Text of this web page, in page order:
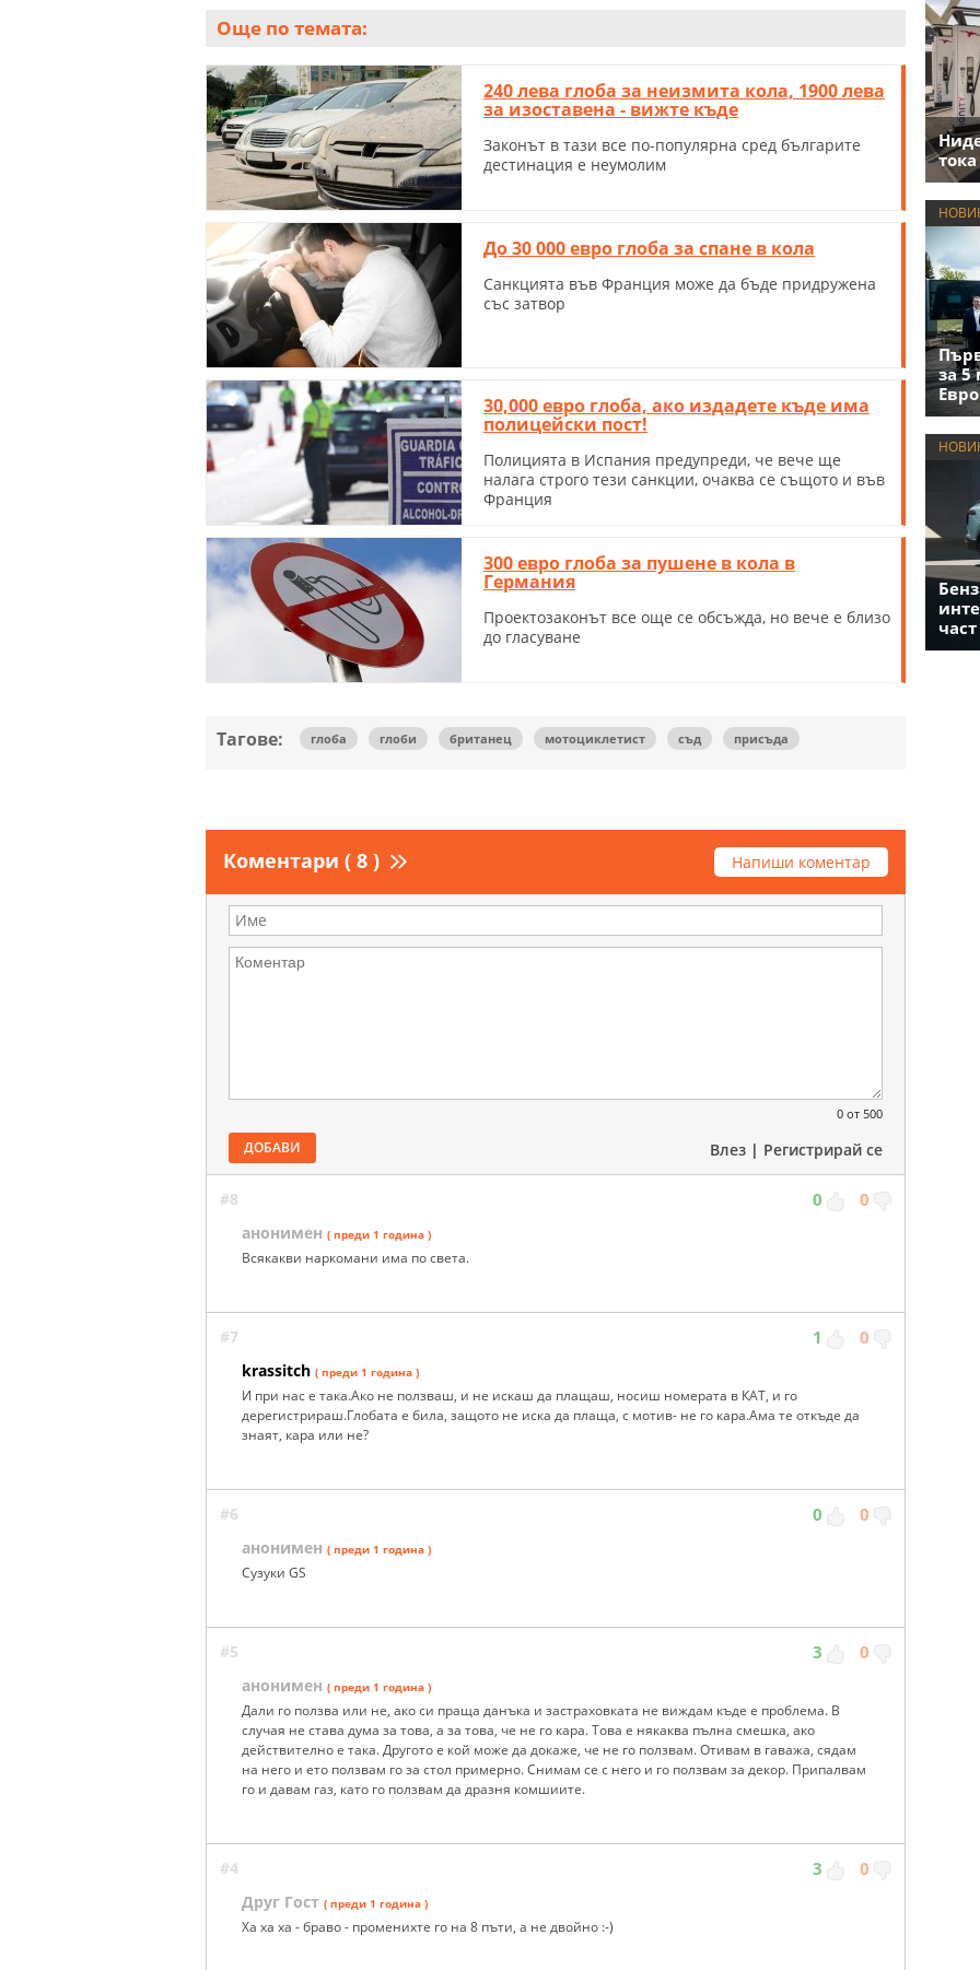
Още по темата:
240 лева глоба за неизмита кола, 1900 лева
за изоставена - вижте къде
Законът в тази все по-популярна сред българите
дестинация е неумолим
До 30 000 евро глоба за спане в кола
Санкцията във Франция може да бъде придружена
със затвор
30,000 евро глоба, ако издадете къде има
полицейски пост!
Полицията в Испания предупреди, че вече ще
налага строго тези санкции, очаква се същото и във
Франция
300 евро глоба за пушене в кола в
Германия
Проектозаконът все още се обсъжда, но вече е близо
до гласуване
Тагове: глоба глоби британец мотоциклетист съд присъда
Коментари ( 8 ) Напиши коментар
0 от 500
ДОБАВИ Влез | Регистрирай се
#8 0 0
анонимен ( преди 1 година )
Всякакви наркомани има по света.
#7 1 0
krassitch ( преди 1 година )
И при нас е така.Ако не ползваш, и не искаш да плащаш, носиш номерата в КАТ, и го
дерегистрираш.Глобата е била, защото не иска да плаща, с мотив- не го кара.Ама те откъде да
знаят, кара или не?
#6 0 0
анонимен ( преди 1 година )
Сузуки GS
#5 3 0
анонимен ( преди 1 година )
Дали го ползва или не, ако си праща данъка и застраховката не виждам къде е проблема. В
случая не става дума за това, а за това, че не го кара. Това е някаква пълна смешка, ако
действително е така. Другото е кой може да докаже, че не го ползвам. Отивам в гаважа, сядам
на него и ето ползвам го за стол примерно. Снимам се с него и го ползвам за декор. Припалвам
го и давам газ, като го ползвам да дразня комшиите.
#4 3 0
Друг Гост ( преди 1 година )
Ха ха ха - браво - променихте го на 8 пъти, а не двойно :-)
за 5
част